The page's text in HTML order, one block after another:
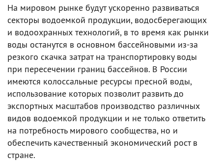
На мировом рынке будут ускоренно развиваться
секторы водоемкой продукции, водосберегающих
и водоохранных технологий, в то время как рынки
воды останутся в основном бассейновыми из-за
резкого скачка затрат на транспортировку воды
при пересечении границ бассейнов. В России
имеются колоссальные ресурсы пресной воды,
использование которых позволит развить до
экспортных масштабов производство различных
видов водоемкой продукции и не только ответить
на потребность мирового сообщества, но и
обеспечить качественный экономический рост в
стране.